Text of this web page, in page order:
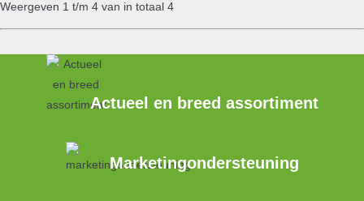
Weergeven 1 t/m 4 van in totaal 4
Actueel en breed assortiment
Marketingondersteuning